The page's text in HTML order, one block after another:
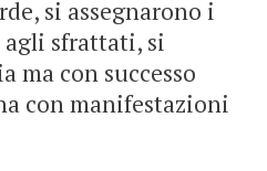
si assegnarono i
sfrattati, si
ma con successo
con manifestazioni